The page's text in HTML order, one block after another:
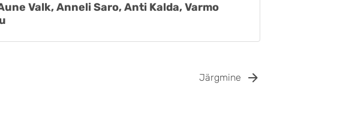
Valk, Anneli Saro, Anti Kalda, Varmo
Järgmine